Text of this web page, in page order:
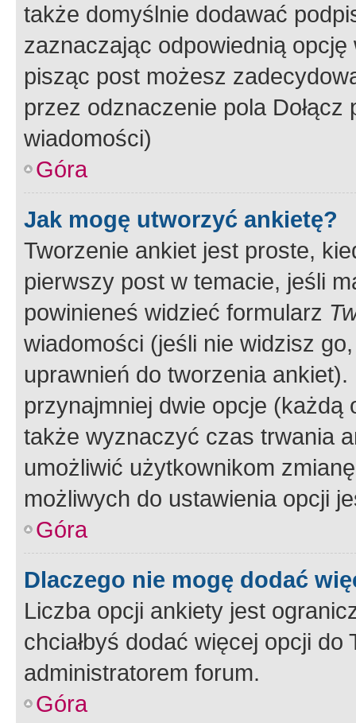
także domyślnie dodawać
zaznaczając odpowiednią
pisząc post możesz
przez odznaczenie pola
wiadomości)
Góra
Jak mogę utworzyć ankietę?
Tworzenie ankiet jest proste,
pierwszy post w temacie, jeśli
powinieneś widzieć formularz
wiadomości (jeśli nie widzisz
uprawnień do tworzenia
przynajmniej dwie opcje
także wyznaczyć czas trwania
umożliwić użytkownikom
możliwych do ustawienia opcji
Góra
Dlaczego nie mogę dodać
Liczba opcji ankiety jest
chciałbyś dodać więcej opcji
administratorem forum.
Góra